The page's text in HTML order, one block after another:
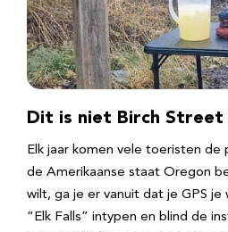
Dit is niet Birch Street
Elk jaar komen vele toeristen de
de Amerikaanse staat Oregon
wilt, ga je er vanuit dat je GPS
“Elk Falls” intypen en blind de